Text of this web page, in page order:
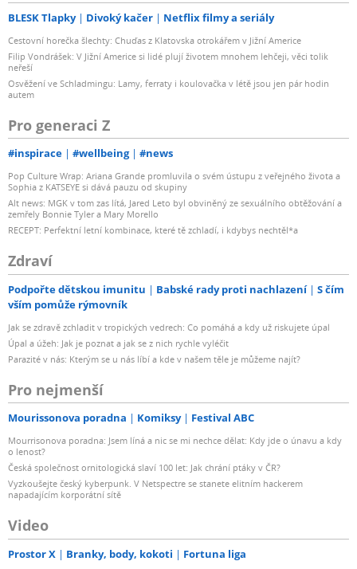
BLESK Tlapky Divoký kačer Netflix filmy a seriály
Cestovní horečka šlechty: Chuďas z Klatovska otrokářem v Jižní Americe
Filip Vondrášek: V Jižní Americe si lidé plují životem mnohem lehčeji, věci tolik
neřeší
Osvěžení ve Schladmingu: Lamy, ferraty i koulovačka v létě jsou jen pár hodin
autem
Pro generaci Z
#inspirace #wellbeing #news
Pop Culture Wrap: Ariana Grande promluvila o svém ústupu z veřejného života a
Sophia z KATSEYE si dává pauzu od skupiny
Alt news: MGK v tom zas lítá, Jared Leto byl obviněný ze sexuálního obtěžování a
zemřely Bonnie Tyler a Mary Morello
RECEPT: Perfektní letní kombinace, které tě zchladí, i kdybys nechtěl*a
Zdraví
Podpořte dětskou imunitu Babské rady proti nachlazení
S čím
vším pomůže rýmovník
Jak se zdravě zchladit v tropických vedrech: Co pomáhá a kdy už riskujete úpal
Úpal a úžeh: Jak je poznat a jak se z nich rychle vyléčit
Parazité v nás: Kterým se u nás líbí a kde v našem těle je můžeme najít?
Pro nejmenší
Mourissonova poradna Komiksy Festival ABC
Mourrisonova poradna: Jsem líná a nic se mi nechce dělat: Kdy jde o únavu a kdy
o lenost?
Česká společnost ornitologická slaví 100 let: Jak chrání ptáky v ČR?
Vyzkoušejte český kyberpunk. V Netspectre se stanete elitním hackerem
napadajícím korporátní sítě
Video
Prostor X Branky, body, kokoti Fortuna liga